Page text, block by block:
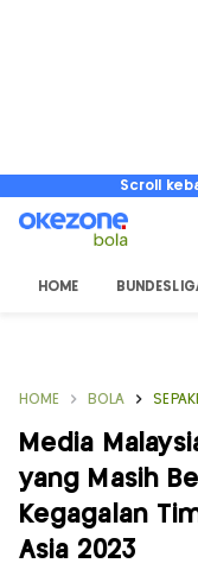
Scroll
HOME
HOME BOLA
Media
yang Masih
Kegagalan
Asia 2023